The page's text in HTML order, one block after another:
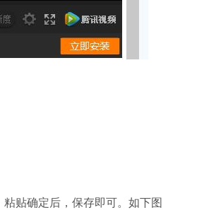
贴确定后，保存即可。如下图